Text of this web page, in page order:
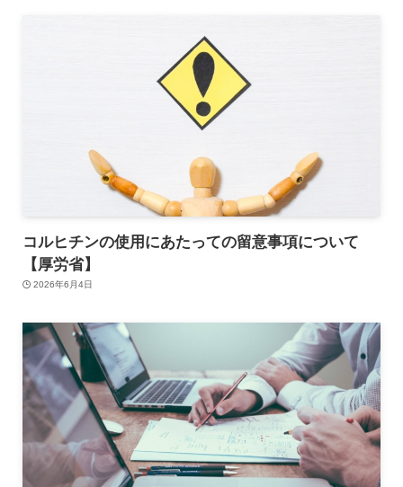
コルヒチンの使用にあたっての留意事項について
【厚労省】
2026年6月4日